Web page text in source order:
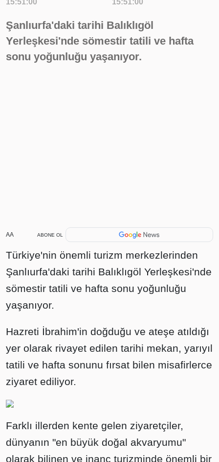
15:51:00
15:51:00
Şanlıurfa'daki tarihi Balıklıgöl
Yerleşkesi'nde sömestir tatili ve hafta
sonu yoğunluğu yaşanıyor.
AA ABONE OL
Türkiye'nin önemli turizm merkezlerinden
Şanlıurfa'daki tarihi Balıklıgöl Yerleşkesi'nde
sömestir tatili ve hafta sonu yoğunluğu
yaşanıyor.
Hazreti İbrahim'in doğduğu ve ateşe atıldığı
yer olarak rivayet edilen tarihi mekan, yarıyıl
tatili ve hafta sonunu fırsat bilen misafirlerce
ziyaret ediliyor.
Farklı illerden kente gelen ziyaretçiler,
dünyanın "en büyük doğal akvaryumu"
olarak bilinen ve inanç turizminde önemli bir